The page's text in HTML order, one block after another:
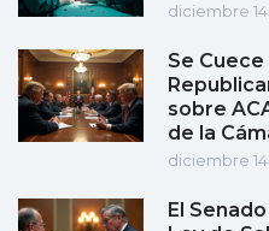
diciembre
Se Cuece
sobre
de la
diciembre
El